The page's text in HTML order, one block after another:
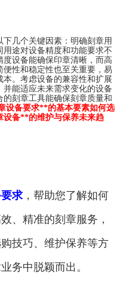
几个关键因素：明确刻章用
途对设备精度和功能要求不
度设备能确保印章清晰，而高
性和稳定性也至关重要，易
。考虑设备的兼容性和扩展
能适应未来需求变化的设备
刻章工具能确保刻章质量和
设备要求**的基本要素如何选
设备**的维护与保养未来趋
求，帮助您了解如何
、精准的刻章服务，
技巧、维护保养等方
务中脱颖而出。